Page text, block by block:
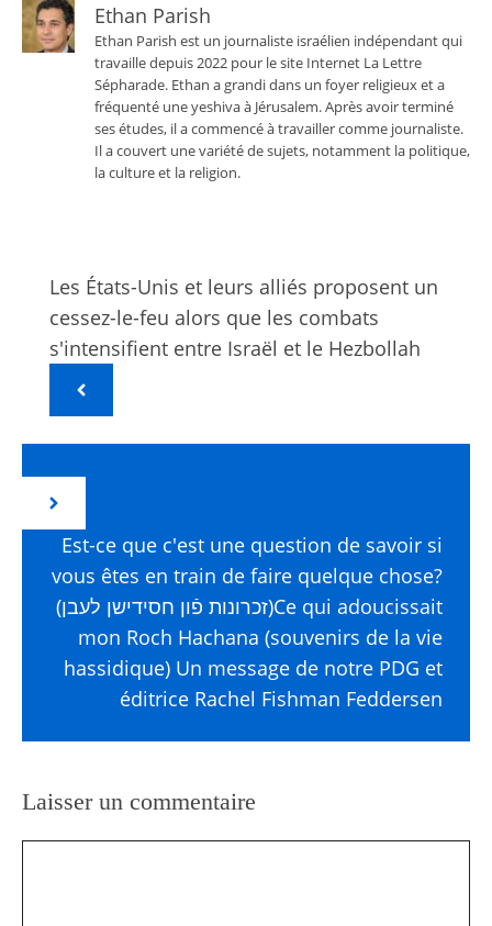
Ethan Parish
Ethan Parish est un journaliste israélien indépendant qui
travaille depuis 2022 pour le site Internet La Lettre
Sépharade. Ethan a grandi dans un foyer religieux et a
fréquenté une yeshiva à Jérusalem. Après avoir terminé
ses études, il a commencé à travailler comme journaliste.
Il a couvert une variété de sujets, notamment la politique,
la culture et la religion.
Les États-Unis et leurs alliés proposent un
cessez-le-feu alors que les combats
s'intensifient entre Israël et le Hezbollah
Est-ce que c'est une question de savoir si
vous êtes en train de faire quelque chose?
(זכרונות פֿון חסידישן לעבן)Ce qui adoucissait
mon Roch Hachana (souvenirs de la vie
hassidique) Un message de notre PDG et
éditrice Rachel Fishman Feddersen
Laisser un commentaire